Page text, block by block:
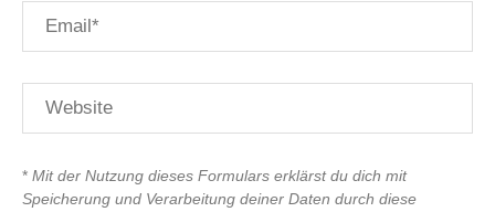
* Mit der Nutzung dieses Formulars erklärst du dich mit
Speicherung und Verarbeitung deiner Daten durch diese